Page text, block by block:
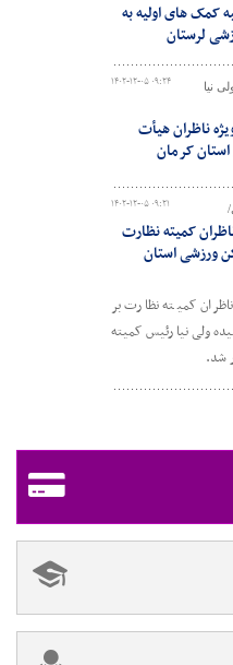
۷۰۰ جعبه کمک های اولیه به
لرستان
۱۴۰۲-۱۲-۰۵ ۰۹:۲۴
نیا
ناظران هیأت
کرمان
۱۴۰۲-۱۲-۰۵ ۰۹:۲۱
کمیته نظارت
ورزشی استان
کمیته نظارت بر
ولی نیا رئیس کمیته
شد.